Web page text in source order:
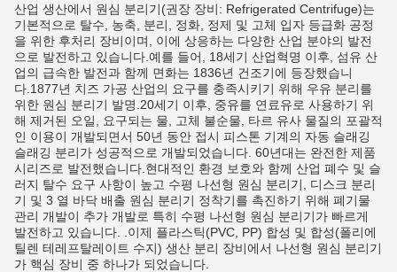
산업 생산에서 원심 분리기(권장 장비: Refrigerated Centrifuge)는
기본적으로 탈수, 농축, 분리, 정화, 정제 및 고체 입자 등급화 공정
을 위한 후처리 장비이며, 이에 상응하는 다양한 산업 분야의 발전
으로 발전하고 있습니다.예를 들어, 18세기 산업혁명 이후, 섬유 산
업의 급속한 발전과 함께 면화는 1836년 건조기에 등장했습니
다.1877년 치즈 가공 산업의 요구를 충족시키기 위해 우유 분리를
위한 원심 분리기 발명.20세기 이후, 중유를 연료유로 사용하기 위
해 제거된 오일, 요구되는 물, 고체 불순물, 타르 유사 물질의 포괄적
인 이용이 개발되면서 50년 동안 접시 피스톤 기계의 자동 슬래깅
슬래깅 분리가 성공적으로 개발되었습니다. 60년대는 완전한 제품
시리즈로 발전했습니다.현대적인 환경 보호와 함께 산업 폐수 및 슬
러지 탈수 요구 사항이 높고 수평 나선형 원심 분리기, 디스크 분리
기 및 3 열 바닥 배출 원심 분리기 정착기를 촉진하기 위해 폐기물
관리 개발이 추가 개발로 특히 수평 나선형 원심 분리기가 빠르게
발전하고 있습니다. .이제 플라스틱(PVC, PP) 합성 및 합성(폴리에
틸렌 테레프탈레이트 수지) 생산 분리 장비에서 나선형 원심 분리기
가 핵심 장비 중 하나가 되었습니다.